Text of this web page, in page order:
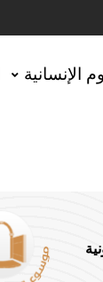
الإنسانية